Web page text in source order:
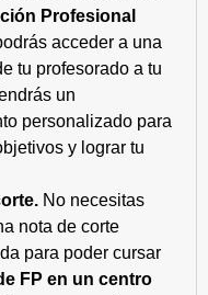
Profesional
acceder a una
tu profesorado a tu
un
personalizado para
y lograr tu
No necesitas
nota de corte
para poder cursar
FP en un centro